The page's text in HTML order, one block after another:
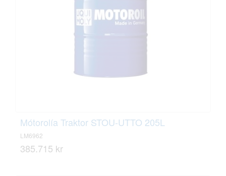
Mótorolía Traktor STOU-UTTO 205L
LM6962
385.715 kr